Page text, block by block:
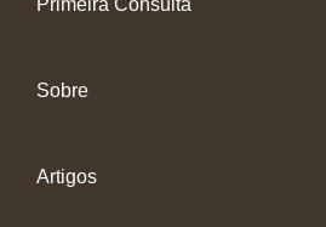
Sobre
Artigos